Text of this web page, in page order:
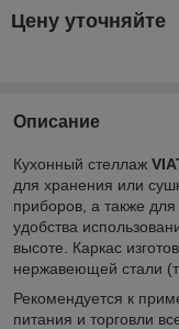
Цену уточняйте
Описание
Кухонный cтеллаж
для хранения или
приборов, а также
удобства
высоте. Каркас
нержавеющей стали
Рекомендуется к
питания и торговли